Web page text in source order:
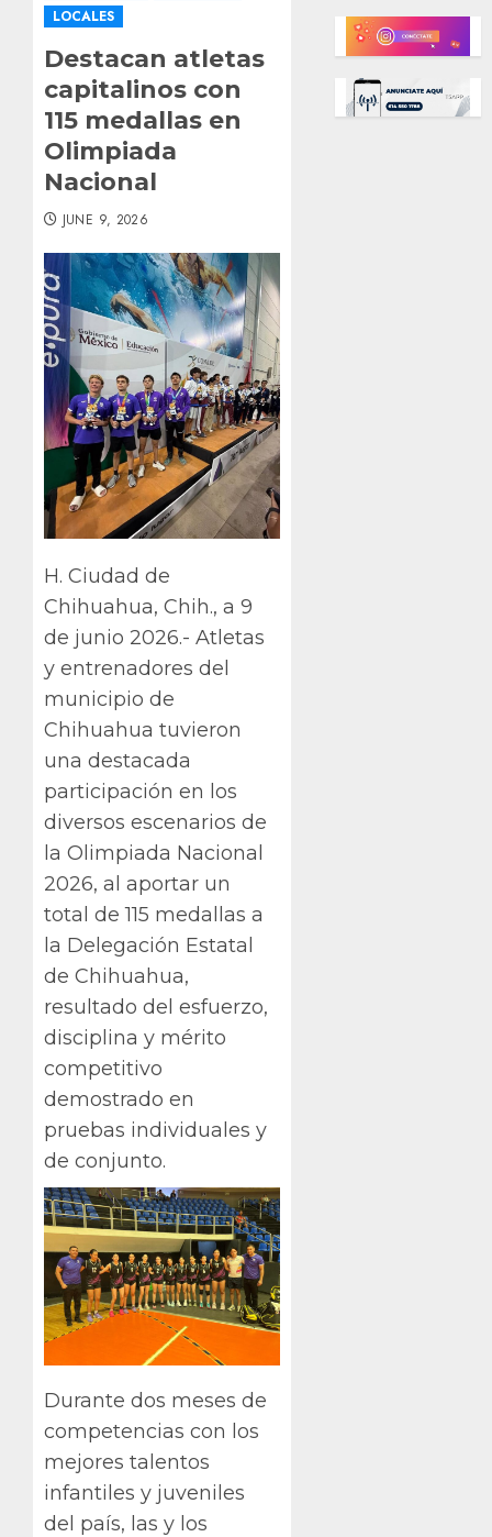
LOCALES
Destacan atletas
capitalinos con
115 medallas en
Olimpiada
Nacional
JUNE 9, 2026
H. Ciudad de
Chihuahua, Chih., a 9
de junio 2026.- Atletas
y entrenadores del
municipio de
Chihuahua tuvieron
una destacada
participación en los
diversos escenarios de
la Olimpiada Nacional
2026, al aportar un
total de 115 medallas a
la Delegación Estatal
de Chihuahua,
resultado del esfuerzo,
disciplina y mérito
competitivo
demostrado en
pruebas individuales y
de conjunto.
Durante dos meses de
competencias con los
mejores talentos
infantiles y juveniles
del país, las y los